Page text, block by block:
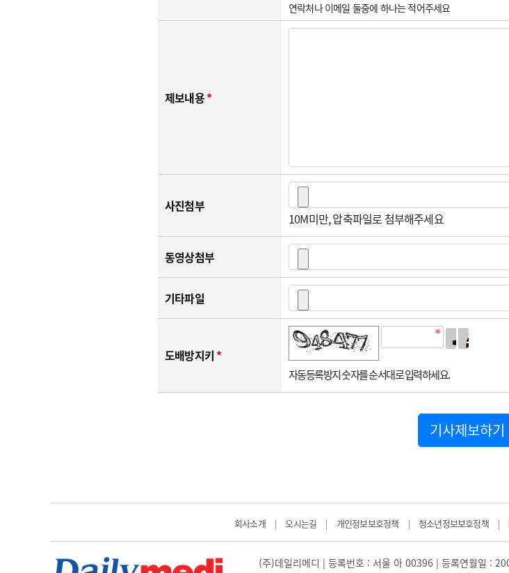
연락처나 이메일 둘중에 하나는 적어주세요
제보내용*
사진첨부
10M미만, 압축파일로 첨부해주세요
동영상첨부
기타파일
도배방지키 *
자동등록방지 숫자를 순서대로 입력하세요.
기사제보하기
회사소개 | 오시는길 | 개인정보보호정책 | 청소년정보보호정책 |
(주)데일리메디 | 등록번호 : 서울 아 00396 | 등록연월일 :